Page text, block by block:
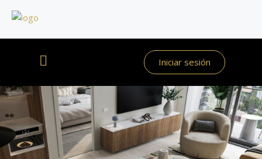
Iniciar sesión